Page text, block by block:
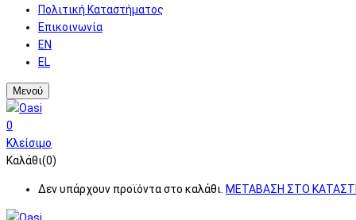
Πολιτική Καταστήματος
Επικοινωνία
EN
EL
Μενού
0
Κλείσιμο
Καλάθι(0)
Δεν υπάρχουν προϊόντα στο καλάθι. ΜΕΤΑΒΑΣΗ ΣΤΟ